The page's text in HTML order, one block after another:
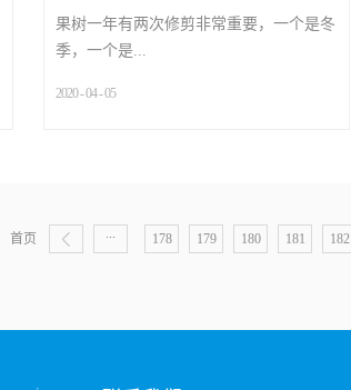
恢复树势
果树一年有两次修剪非常重要，一个是冬
季，一个是...
2020-04-05
首页 ... 178 179 180 181 182